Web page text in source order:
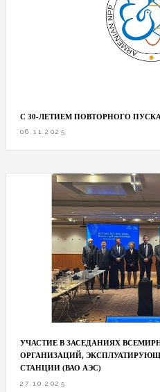
С 30-ЛЕТИЕМ ПОВТОРНОГО
06.11.2025
УЧАСТИЕ В ЗАСЕДАНИЯХ
ОРГАНИЗАЦИЙ,
СТАНЦИИ (ВАО АЭС)
27.10.2025